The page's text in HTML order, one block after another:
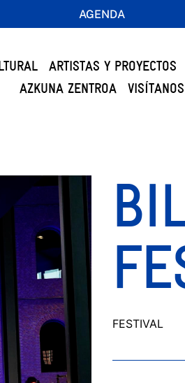
AGENDA
ARTISTAS Y PROYECTOS
AZKUNA ZENTROA
VISÍTANOS
FESTIVAL